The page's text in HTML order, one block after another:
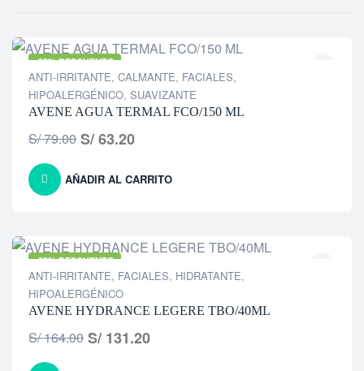
-20% DESCUENTO
ANTI-IRRITANTE, CALMANTE, FACIALES,
HIPOALERGÉNICO, SUAVIZANTE
AVENE AGUA TERMAL FCO/150 ML
S/79.00 S/63.20
AÑADIR AL CARRITO
-20% DESCUENTO
ANTI-IRRITANTE, FACIALES, HIDRATANTE,
HIPOALERGÉNICO
AVENE HYDRANCE LEGERE TBO/40ML
S/164.00 S/ 131.20